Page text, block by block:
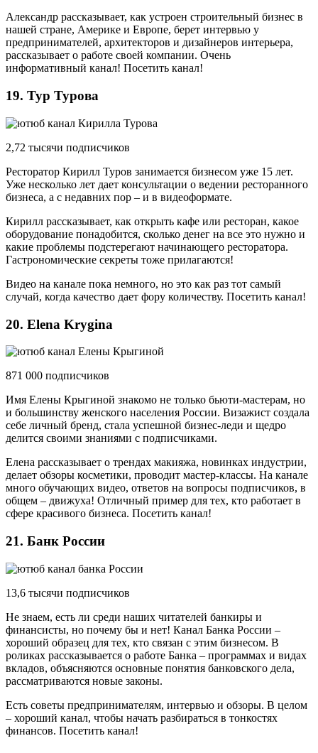
Александр рассказывает, как устроен строительный бизнес в
нашей стране, Америке и Европе, берет интервью у
предпринимателей, архитекторов и дизайнеров интерьера,
рассказывает о работе своей компании. Очень
информативный канал! Посетить канал!
19. Тур Турова
2,72 тысячи подписчиков
Ресторатор Кирилл Туров занимается бизнесом уже 15 лет.
Уже несколько лет дает консультации о ведении ресторанного
бизнеса, а с недавних пор – и в видеоформате.
Кирилл рассказывает, как открыть кафе или ресторан, какое
оборудование понадобится, сколько денег на все это нужно и
какие проблемы подстерегают начинающего ресторатора.
Гастрономические секреты тоже прилагаются!
Видео на канале пока немного, но это как раз тот самый
случай, когда качество дает фору количеству. Посетить канал!
20. Elena Krygina
871 000 подписчиков
Имя Елены Крыгиной знакомо не только бьюти-мастерам, но
и большинству женского населения России. Визажист создала
себе личный бренд, стала успешной бизнес-леди и щедро
делится своими знаниями с подписчиками.
Елена рассказывает о трендах макияжа, новинках индустрии,
делает обзоры косметики, проводит мастер-классы. На канале
много обучающих видео, ответов на вопросы подписчиков, в
общем – движуха! Отличный пример для тех, кто работает в
сфере красивого бизнеса. Посетить канал!
21. Банк России
13,6 тысячи подписчиков
Не знаем, есть ли среди наших читателей банкиры и
финансисты, но почему бы и нет! Канал Банка России –
хороший образец для тех, кто связан с этим бизнесом. В
роликах рассказывается о работе Банка – программах и видах
вкладов, объясняются основные понятия банковского дела,
рассматриваются новые законы.
Есть советы предпринимателям, интервью и обзоры. В целом
– хороший канал, чтобы начать разбираться в тонкостях
финансов. Посетить канал!